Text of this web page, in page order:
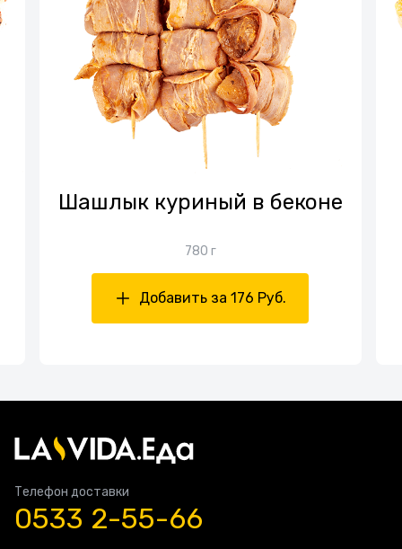
Шашлык куриный в беконе
780 г
Добавить за 176 Руб.
Телефон доставки
0533 2-55-66